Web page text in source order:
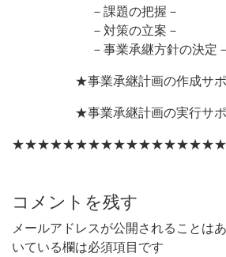
－課題の把握－
－対策の立案－
－事業承継方針の決定－
★事業承継計画の作成サポ
★事業承継計画の実行サポ
コメントを残す
メールアドレスが公開されることはあ
いている欄は必須項目です